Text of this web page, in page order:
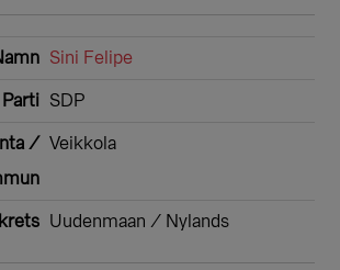
Sini Felipe
SDP
Veikkola
Uudenmaan / Nylands